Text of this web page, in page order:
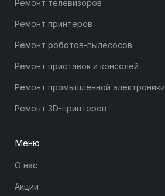
Ремонт телевизоров
Ремонт принтеров
Ремонт роботов-пылесосов
Ремонт приставок и консолей
Ремонт промышленной электроники
Ремонт 3D-принтеров
Меню
О нас
Акции